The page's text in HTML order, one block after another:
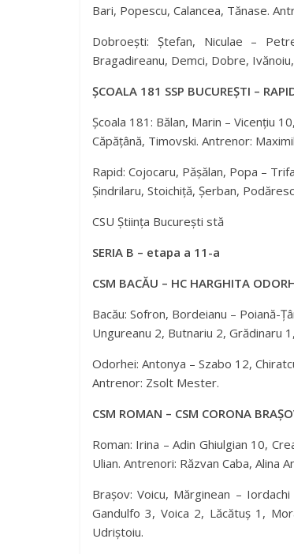
Bari, Popescu, Calancea, Tănase.
Dobroești: Ștefan, Niculae –
Bragadireanu, Demci, Dobre,
ȘCOALA 181 SSP BUCUREȘTI –
Școala 181: Bălan, Marin – Vicențiu
Căpățână, Timovski. Antrenor:
Rapid: Cojocaru, Pășălan, Popa –
Șindrilaru, Stoichiță, Șerban,
CSU Știința București stă
SERIA B – etapa a 11-a
CSM BACĂU – HC HARGHITA
Bacău: Sofron, Bordeianu – Poiană-
Ungureanu 2, Butnariu 2, Grădinaru
Odorhei: Antonya – Szabo 12,
Antrenor: Zsolt Mester.
CSM ROMAN – CSM CORONA
Roman: Irina – Adin Ghiulgian 10,
Ulian. Antrenori: Răzvan Caba, Alina
Brașov: Voicu, Mărginean –
Gandulfo 3, Voica 2, Lăcătuș 1,
Udriștoiu.